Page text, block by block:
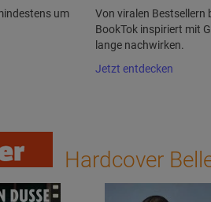
um
Von viralen Bestsellern
BookTok inspiriert mit
lange nachwirken.
Jetzt entdecken
Hardcover